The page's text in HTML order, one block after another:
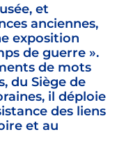
et
anciennes,
exposition
de guerre ».
de mots
du Siège de
il déploie
des liens
et au